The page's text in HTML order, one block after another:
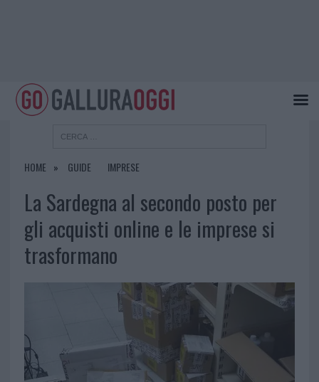
HOME GUIDE IMPRESE
La Sardegna al secondo posto per
gli acquisti online e le imprese si
trasformano